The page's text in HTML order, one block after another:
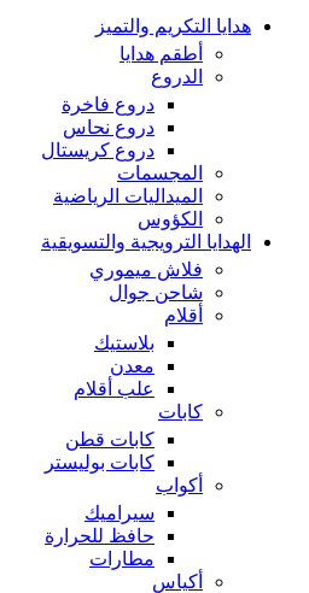
هدايا التكريم والتميز
أطقم هدايا
الدروع
دروع فاخرة
دروع نحاس
دروع كريستال
المجسمات
الميداليات الرياضية
الكؤوس
الهدايا الترويجية والتسويقية
فلاش ميموري
شاحن جوال
أقلام
بلاستيك
معدن
علب أقلام
كابات
كابات قطن
كابات بوليستر
أكواب
سيراميك
حافظ للحرارة
مطارات
أكياس